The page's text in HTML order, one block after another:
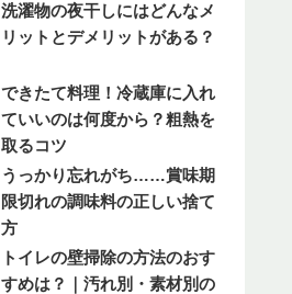
洗濯物の夜干しにはどんなメ
リットとデメリットがある？
できたて料理！冷蔵庫に入れ
ていいのは何度から？粗熱を
取るコツ
うっかり忘れがち……賞味期
限切れの調味料の正しい捨て
方
トイレの壁掃除の方法のおす
すめは？｜汚れ別・素材別の